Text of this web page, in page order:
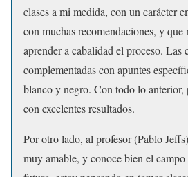
clases a mi medida, con un carácter
con muchas recomendaciones, y que
aprender a cabalidad el proceso. Las
complementadas con apuntes
blanco y negro. Con todo lo anterior,
con excelentes resultados.
Por otro lado, al profesor (Pablo
muy amable, y conoce bien el